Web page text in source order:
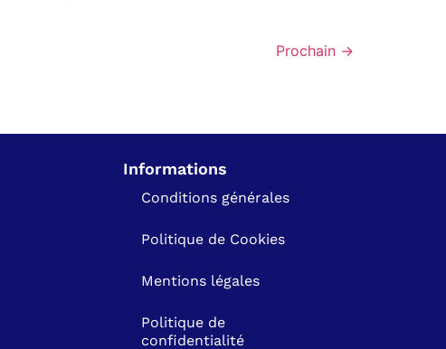
Prochain →
Informations
Conditions générales
Politique de Cookies
Mentions légales
Politique de
confidentialité